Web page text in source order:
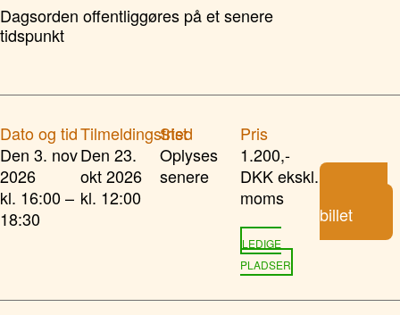
Dagsorden offentliggøres på et senere
tidspunkt
Dato og tid
Den 3. nov
2026
kl. 16:00 –
18:30
Tilmeldingsfrist
Den 23.
okt 2026
kl. 12:00
Sted
Oplyses
senere
Pris
1.200,-
DKK ekskl.
moms
LEDIGE
PLADSER
Køb
billet